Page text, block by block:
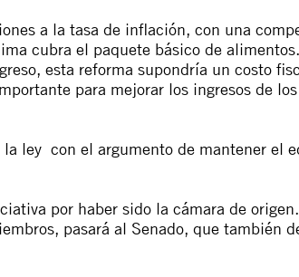
a la tasa de inflación, con una
cubra el paquete básico de
esta reforma supondría un costo
para mejorar los ingresos de los
la ley con el argumento de mantener el
por haber sido la cámara de
pasará al Senado, que también